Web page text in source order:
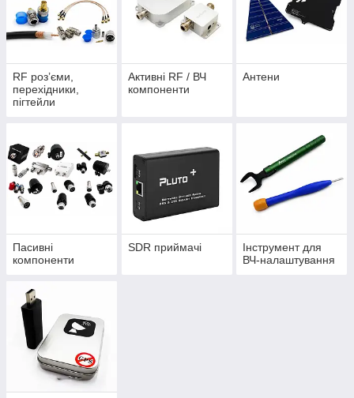
RF роз’єми,
перехідники,
пігтейли
Активні RF / ВЧ
компоненти
Антени
Пасивні
компоненти
SDR приймачі
Інструмент для
ВЧ-налаштування